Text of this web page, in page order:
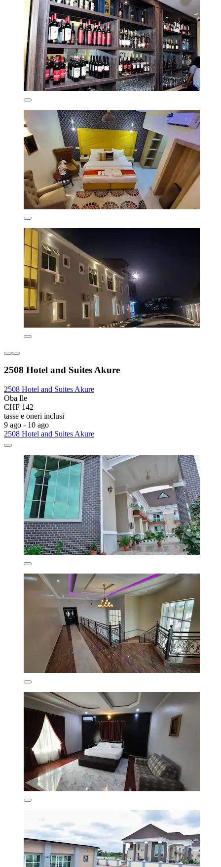
2508 Hotel and Suites Akure
2508 Hotel and Suites Akure
Oba Ile
CHF 142
tasse e oneri inclusi
9 ago - 10 ago
2508 Hotel and Suites Akure